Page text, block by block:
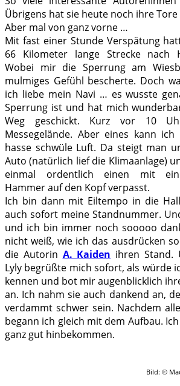
Übrigens hat sie heute noch ihre
Aber mal von ganz vorne …
Mit fast einer Stunde Verspätung
66 Kilometer lange Strecke nach
Wobei mir die Sperrung am
mulmiges Gefühl bescherte. Doch
ich liebe mein Navi … es wusste
Sperrung ist und hat mich
Weg geschickt. Kurz vor 10
Messegelände. Aber eines kann
hasse schwüle Luft. Da steigt man
Auto (natürlich lief die Klimaanlage)
einmal ordentlich einen mit
Hammer auf den Kopf verpasst.
Ich bin dann mit Eiltempo in die
auch sofort meine Standnummer.
und ich bin immer noch sooooo
nicht weiß, wie ich das ausdrücken
die Autorin A. Kaiden ihren Stand.
Lyly begrüßte mich sofort, als würde
kennen und bot mir augenblicklich
an. Ich nahm sie auch dankend an,
verdammt schwer sein. Nachdem
begann ich gleich mit dem Aufbau.
ganz gut hinbekommen.
Bild: ©